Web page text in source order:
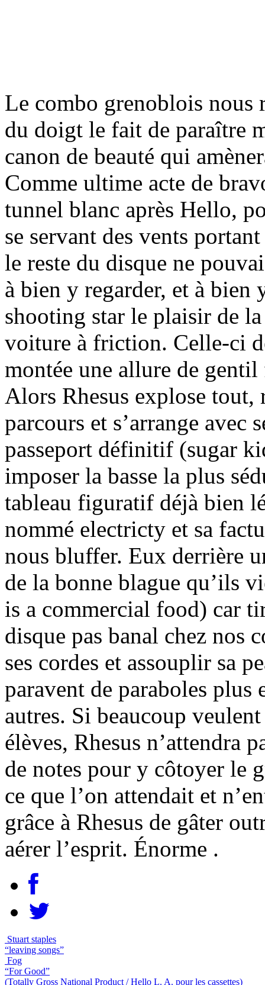
Le combo grenoblois nous
du doigt le fait de paraître
canon de beauté qui
Comme ultime acte de
tunnel blanc après Hello,
se servant des vents
le reste du disque ne
à bien y regarder, et à bien
shooting star le plaisir de
voiture à friction. Celle-ci
montée une allure de
Alors Rhesus explose
parcours et s’arrange avec
passeport définitif (sugar
imposer la basse la plus
tableau figuratif déjà bien
nommé electricty et sa
nous bluffer. Eux derrière
de la bonne blague qu’ils
is a commercial food) car
disque pas banal chez nos
ses cordes et assouplir sa
paravent de paraboles plus
autres. Si beaucoup
élèves, Rhesus n’attendra
de notes pour y côtoyer le
ce que l’on attendait et
grâce à Rhesus de gâter
aérer l’esprit. Énorme .
Stuart staples
“leaving songs”
Fog
“For Good”
(Totally Gross National Product / Hello L. A. pour les cassettes)